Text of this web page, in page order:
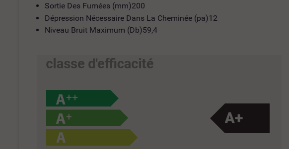
Sortie Des Fumées (mm)200
Dépression Nécessaire Dans La Cheminée (pa)12
Niveau Bruit Maximum (Db)59,4